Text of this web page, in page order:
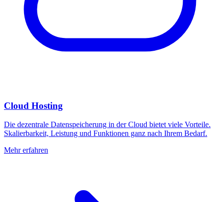
Cloud Hosting
Die dezentrale Datenspeicherung in der Cloud bietet viele Vorteile.
Skalierbarkeit, Leistung und Funktionen ganz nach Ihrem Bedarf.
Mehr erfahren